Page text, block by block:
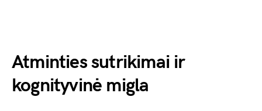
Atminties sutrikimai ir
kognityvinė migla